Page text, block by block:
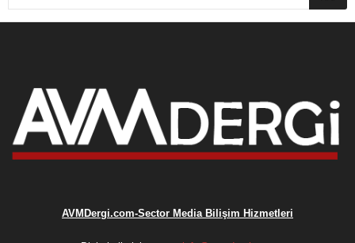
AVMDergi.com-Sector Media Bilişim Hizmetleri